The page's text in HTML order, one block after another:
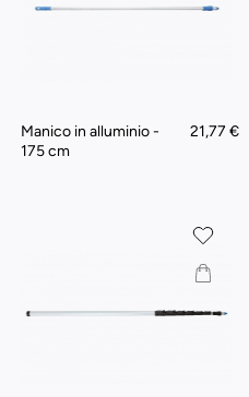
Manico in alluminio -
175 cm
21,77 €